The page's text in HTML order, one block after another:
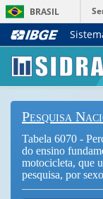
BRASIL
Pesquisa
Tabela 6070 -
do ensino
motocicleta, que
pesquisa, por